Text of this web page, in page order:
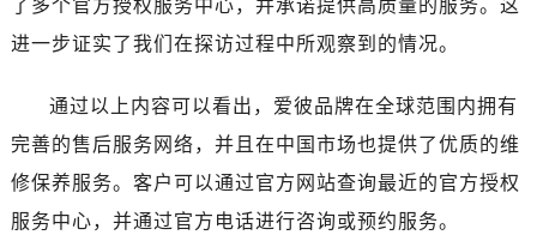
河南省焦作市解放区解放路爱彼售后服务中心（需提前预约）
河南省漯河市源汇区交通路爱彼售后服务中心（需提前预约）
河南省南阳市宛城区范蠡东路与南都路交叉口爱彼售后服务中心（需提前预约）
河南省平顶山市卫东区建设路爱彼售后服务中心（需提前预约）
了多个官方授权服务中心，并承诺提供高质量的服务。这
进一步证实了我们在探访过程中所观察到的情况。
通过以上内容可以看出，爱彼品牌在全球范围内拥有
完善的售后服务网络，并且在中国市场也提供了优质的维
修保养服务。客户可以通过官方网站查询最近的官方授权
服务中心，并通过官方电话进行咨询或预约服务。